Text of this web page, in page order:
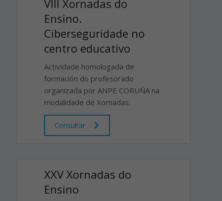
VIII Xornadas do
Ensino.
Ciberseguridade no
centro educativo
Actividade homologada de
formación do profesorado
organizada por ANPE CORUÑA na
modalidade de Xornadas.
Consultar
XXV Xornadas do
Ensino